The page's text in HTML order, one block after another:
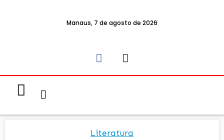
Manaus, 7 de agosto de 2026
Literatura